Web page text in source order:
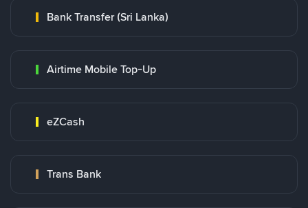
Bank Transfer (Sri Lanka)
Airtime Mobile Top-Up
eZCash
Trans Bank